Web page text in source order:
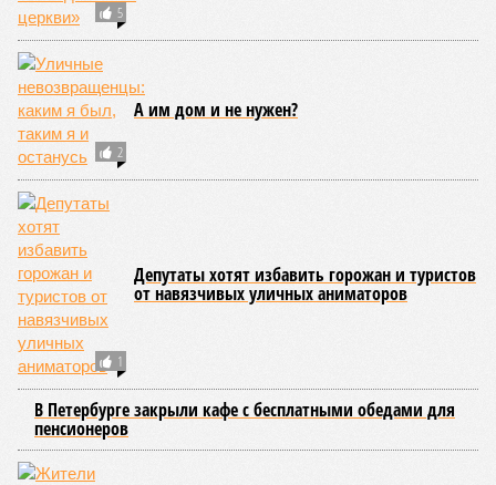
5
2
А им дом и не нужен?
1
Депутаты хотят избавить горожан и туристов
от навязчивых уличных аниматоров
В Петербурге закрыли кафе с бесплатными обедами для
пенсионеров